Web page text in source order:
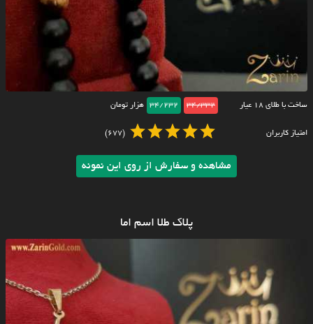
ساخت با طلای ۱۸ عیار 34/332
34/232 هزار تومان
امتیاز کاربران (677)
مشاهده و سفارش از روی این نمونه
پلاک طلا اسم اما